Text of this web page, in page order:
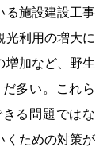
る施設建設工事
光利用の増大に
増加など、野生
多い。これら
る問題ではな
くための対策が